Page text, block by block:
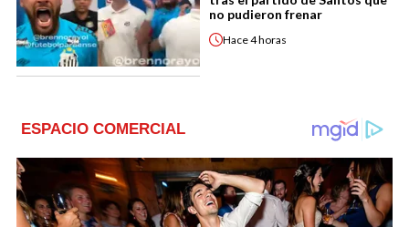
no pudieron frenar
Hace4 horas